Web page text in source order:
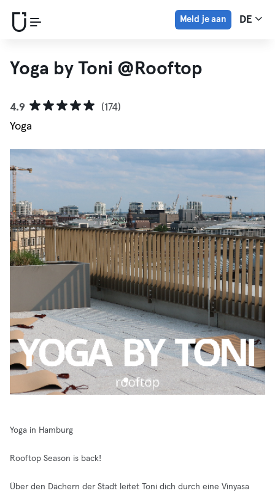
Meld je aan DE
Yoga by Toni @Rooftop
4.9
(174)
Yoga
Yoga in Hamburg
Rooftop Season is back!
Über den Dächern der Stadt leitet Toni dich durch eine Vinyasa